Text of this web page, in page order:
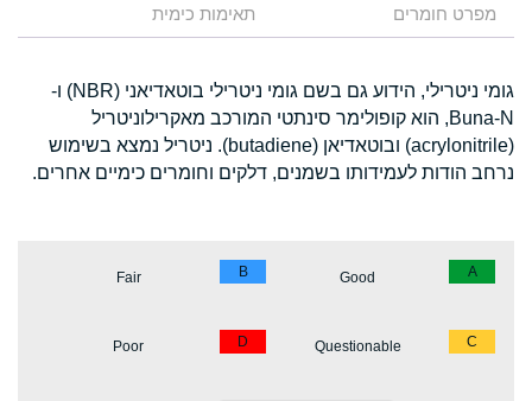
מפרט חומרים תאימות כימית
גומי ניטרילי, הידוע גם בשם גומי ניטרילי בוטאדיאני (NBR) ו-
Buna-N, הוא קופולימר סינתטי המורכב מאקרילוניטריל
(acrylonitrile) ובוטאדיאן (butadiene). ניטריל נמצא בשימוש
נרחב הודות לעמידותו בשמנים, דלקים וחומרים כימיים אחרים.
A
Good
B
Fair
C
Questionable
D
Poor